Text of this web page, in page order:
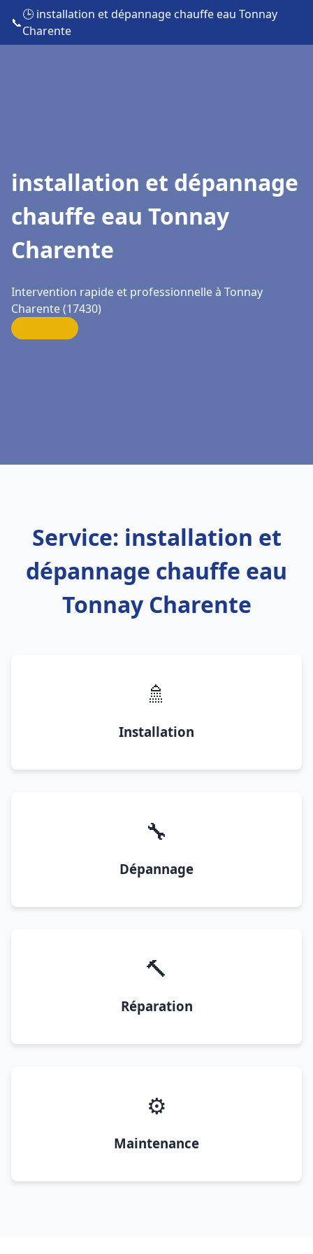
📞
🕒 installation et dépannage chauffe eau Tonnay
Charente
installation et dépannage
chauffe eau Tonnay
Charente
Intervention rapide et professionnelle à Tonnay
Charente (17430)
Service: installation et
dépannage chauffe eau
Tonnay Charente
🚿
Installation
🔧
Dépannage
🔨
Réparation
⚙️
Maintenance